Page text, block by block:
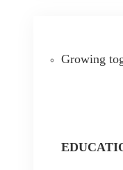
Growing